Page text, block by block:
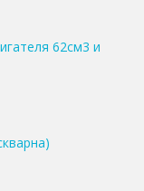
62см3 и